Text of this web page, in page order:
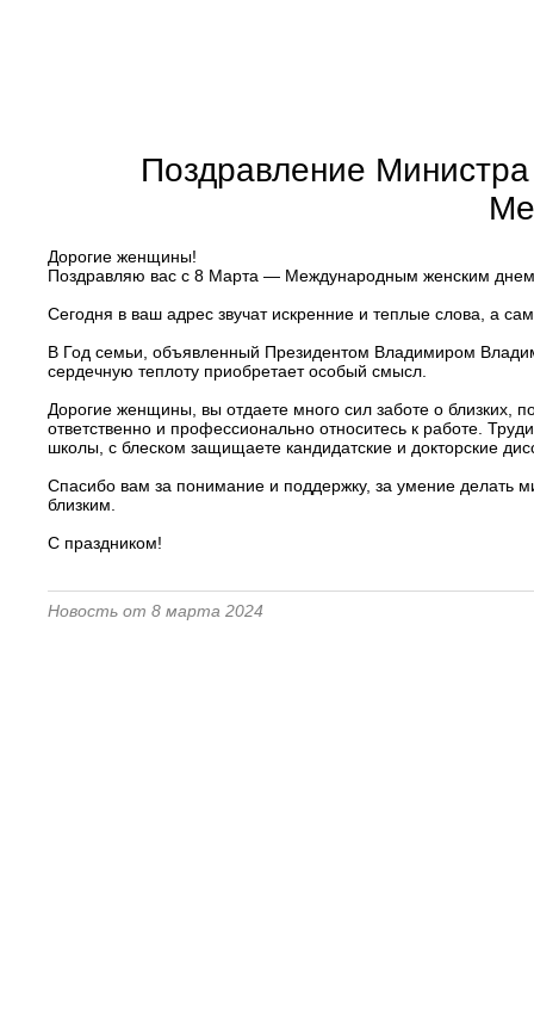
Поздравление
Дорогие женщины!
Поздравляю вас c 8 Марта — Международным женским
Сегодня в ваш адрес звучат искренние и теплые слова, а
В Год семьи, объявленный Президентом Владимиром
сердечную теплоту приобретает особый смысл.
Дорогие женщины, вы отдаете много сил заботе о близких,
ответственно и профессионально относитесь к работе.
школы, с блеском защищаете кандидатские и докторские
Спасибо вам за понимание и поддержку, за умение делать
близким.
С праздником!
Новость от 8 марта 2024